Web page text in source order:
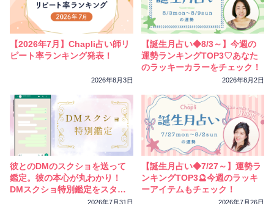
【2026年7月】Chapli占い師リ
ピート率ランキング発表！
2026年8月3日
【誕生月占い◆8/3～】今週の
運勢ランキングTOP3♡あなた
のラッキーカラーをチェック！
2026年8月2日
彼とのDMのスクショを送って
鑑定。彼の本心が丸わかり！
DMスクショ特別鑑定をスター
2026年7月31日
【誕生月占い◆7/27～】運勢ラ
ンキングTOP3🔮今週のラッキ
ーアイテムもチェック！
2026年7月26日